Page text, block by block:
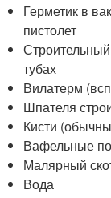
Герметик в
пистолет
тубах
Вилатерм
Шпателя
Кисти
Вафельные
Малярный
Вода